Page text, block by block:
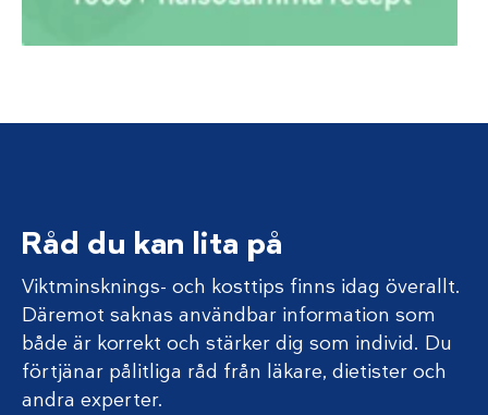
Råd du kan lita på
Viktminsknings- och kosttips finns idag överallt.
Däremot saknas användbar information som
både är korrekt och stärker dig som individ. Du
förtjänar pålitliga råd från läkare, dietister och
andra experter.